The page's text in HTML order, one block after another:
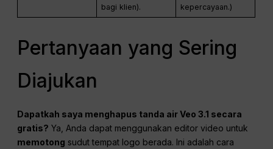
bagi klien).
kepercayaan.)
Pertanyaan yang Sering
Diajukan
Dapatkah saya menghapus tanda air Veo 3.1 secara
gratis? Ya, Anda dapat menggunakan editor video untuk
memotong sudut tempat logo berada. Ini adalah cara